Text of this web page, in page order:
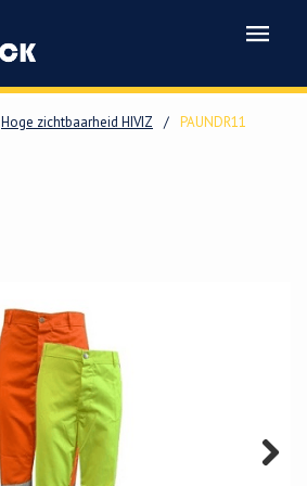
Hoge zichtbaarheid HIVIZ / PAUNDR11